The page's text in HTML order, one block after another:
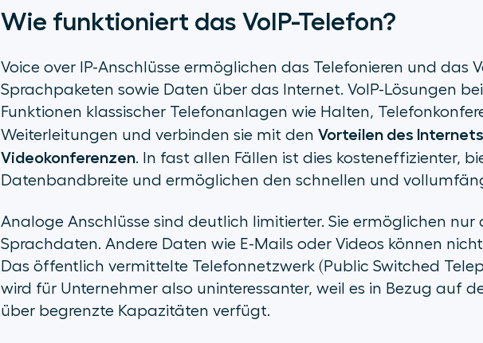
Wie funktioniert das VoIP-Telefon?
Voice over IP-Anschlüsse ermöglichen das Telefonieren und das
Sprachpaketen sowie Daten über das Internet. VoIP-Lösungen
Funktionen klassischer Telefonanlagen wie Halten,
Weiterleitungen und verbinden sie mit den Vorteilen des
Videokonferenzen. In fast allen Fällen ist dies kosteneffizienter,
Datenbandbreite und ermöglichen den schnellen und
Analoge Anschlüsse sind deutlich limitierter. Sie ermöglichen nur
Sprachdaten. Andere Daten wie E-Mails oder Videos können
Das öffentlich vermittelte Telefonnetzwerk (Public Switched
wird für Unternehmer also uninteressanter, weil es in Bezug auf
über begrenzte Kapazitäten verfügt.